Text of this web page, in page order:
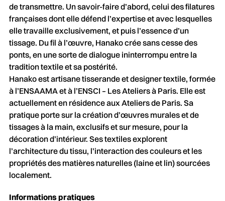
de transmettre. Un savoir-faire d’abord, celui des filatures
françaises dont elle défend l’expertise et avec lesquelles
elle travaille exclusivement, et puis l’essence d’un
tissage. Du fil à l’œuvre, Hanako crée sans cesse des
ponts, en une sorte de dialogue ininterrompu entre la
tradition textile et sa postérité.
Hanako est artisane tisserande et designer textile, formée
à l’ENSAAMA et à l’ENSCI – Les Ateliers à Paris. Elle est
actuellement en résidence aux Ateliers de Paris. Sa
pratique porte sur la création d’œuvres murales et de
tissages à la main, exclusifs et sur mesure, pour la
décoration d’intérieur. Ses textiles explorent
l’architecture du tissu, l’interaction des couleurs et les
propriétés des matières naturelles (laine et lin) sourcées
localement.
Informations pratiques